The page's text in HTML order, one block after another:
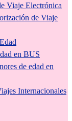
Viaje Electrónica
de Viaje
en BUS
de edad en
Internacionales